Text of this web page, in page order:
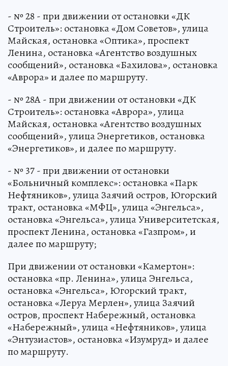
- № 28 - при движении от остановки «ДК
Строитель»: остановка «Дом Советов», улица
Майская, остановка «Оптика», проспект
Ленина, остановка «Агентство воздушных
сообщений», остановка «Бахилова», остановка
«Аврора» и далее по маршруту.
- № 28А - при движении от остановки «ДК
Строитель»: остановка «Аврора», улица
Майская, остановка «Агентство воздушных
сообщений», улица Энергетиков, остановка
«Энергетиков», и далее по маршруту.
- № 37 - при движении от остановки
«Больничный комплекс»: остановка «Парк
Нефтяников», улица Заячий остров, Югорский
тракт, остановка «МФЦ», улица «Энгельса»,
остановка «Энгельса», улица Университетская,
проспект Ленина, остановка «Газпром», и
далее по маршруту;
При движении от остановки «Камертон»:
остановка «пр. Ленина», улица Энгельса,
остановка «Энгельса», Югорский тракт,
остановка «Леруа Мерлен», улица Заячий
остров, проспект Набережный, остановка
«Набережный», улица «Нефтяников», улица
«Энтузиастов», остановка «Изумруд» и далее
по маршруту.